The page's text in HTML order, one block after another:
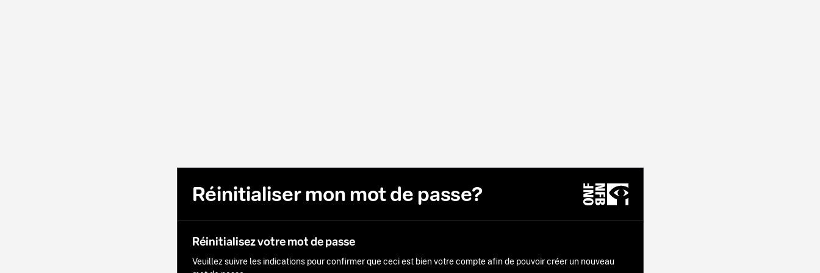
Réinitialiser mon mot de passe?
Réinitialisez votre mot de passe
Veuillez suivre les indications pour confirmer que ceci est bien votre compte afin de pouvoir créer un nouveau